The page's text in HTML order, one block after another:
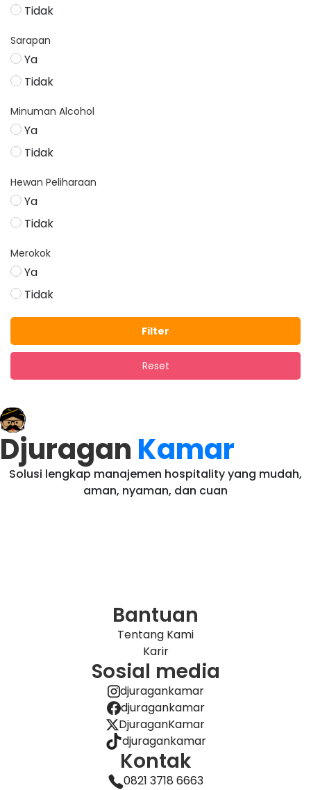
Tidak
Sarapan
Ya
Tidak
Minuman Alcohol
Ya
Tidak
Hewan Peliharaan
Ya
Tidak
Merokok
Ya
Tidak
Filter
Reset
Djuragan Kamar
Solusi lengkap manajemen hospitality yang mudah,
aman, nyaman, dan cuan
Bantuan
Tentang Kami
Karir
Sosial media
djuragankamar
djuragankamar
DjuraganKamar
djuragankamar
Kontak
0821 3718 6663